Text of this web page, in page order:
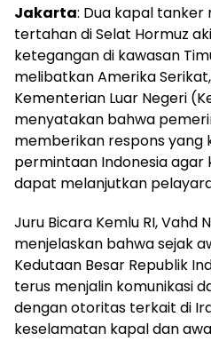
Jakarta: Dua kapal tanker
tertahan di Selat Hormuz
ketegangan di kawasan
melibatkan Amerika
Kementerian Luar Negeri
menyatakan bahwa
memberikan respons
permintaan Indonesia
dapat melanjutkan
Juru Bicara Kemlu RI, Vahd
menjelaskan bahwa sejak
Kedutaan Besar Republik
terus menjalin komunikasi
dengan otoritas terkait di
keselamatan kapal dan